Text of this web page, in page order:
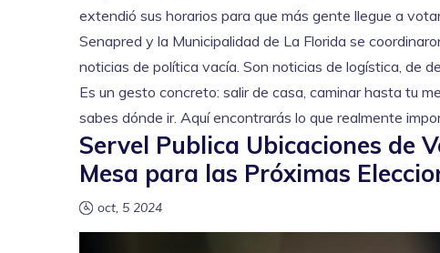
extendió sus horarios para que más gente llegue a
Senapred y la Municipalidad de La Florida se
noticias de política vacía. Son noticias de logística, de
Es un gesto concreto: salir de casa, caminar hasta tu
sabes dónde ir. Aquí encontrarás lo que realmente
Servel Publica Ubicaciones de
Mesa para las Próximas
oct, 5 2024